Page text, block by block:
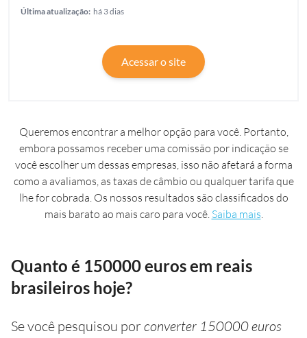
Última atualização: há 3 dias
Acessar o site
Queremos encontrar a melhor opção para você. Portanto,
embora possamos receber uma comissão por indicação se
você escolher um dessas empresas, isso não afetará a forma
como a avaliamos, as taxas de câmbio ou qualquer tarifa que
lhe for cobrada. Os nossos resultados são classificados do
mais barato ao mais caro para você. Saiba mais
Quanto é 150000 euros em reais
brasileiros hoje?
Se você pesquisou porconverter 150000 euros